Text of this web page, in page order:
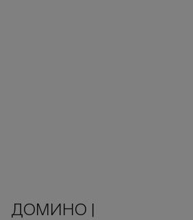
ДОМИНО |